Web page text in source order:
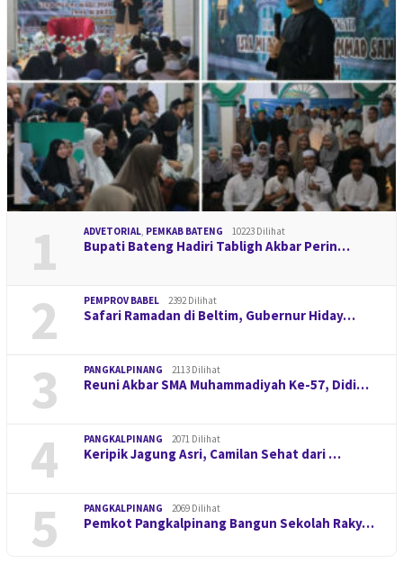
1 ADVETORIAL, PEMKAB BATENG 10223 Dilihat
Bupati Bateng Hadiri Tabligh Akbar Perin…
2 PEMPROV BABEL 2392 Dilihat
Safari Ramadan di Beltim, Gubernur Hiday…
3 PANGKALPINANG 2113 Dilihat
Reuni Akbar SMA Muhammadiyah Ke-57, Didi…
4 PANGKALPINANG 2071 Dilihat
Keripik Jagung Asri, Camilan Sehat dari …
5 PANGKALPINANG 2069 Dilihat
Pemkot Pangkalpinang Bangun Sekolah Raky…